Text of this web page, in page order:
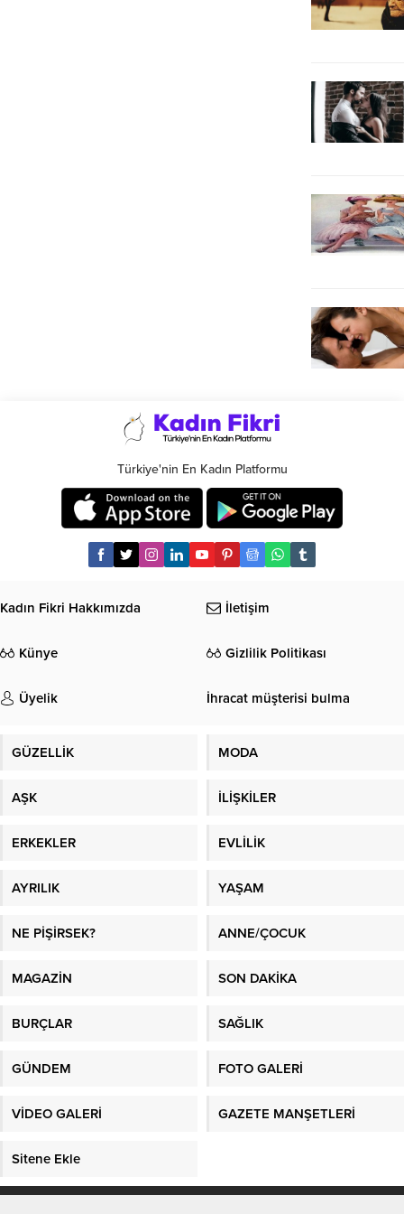
Türkiye'nin En Kadın Platformu
Kadın Fikri Hakkımızda İletişim
Künye Gizlilik Politikası
Üyelik İhracat müşterisi bulma
GÜZELLİK MODA
AŞK İLİŞKİLER
ERKEKLER EVLİLİK
AYRILIK YAŞAM
NE PİŞİRSEK? ANNE/ÇOCUK
MAGAZİN SON DAKİKA
BURÇLAR SAĞLIK
GÜNDEM FOTO GALERİ
VİDEO GALERİ GAZETE MANŞETLERİ
Sitene Ekle